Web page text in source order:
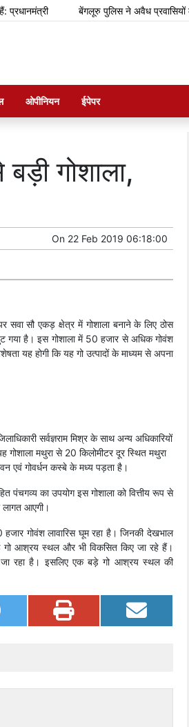
बेंगलूरु पुलिस ने अवैध प्रवासियों की
ओपीनियन ईपेपर
गोशाला,
On 22 Feb 2019 06:18:00
सवा सौ एकड़ क्षेत्र में गोशाला बनाने के लिए ठोस
गया है। इस गोशाला में 50 हजार से अधिक गोवंश
यह होगी कि यह गो उत्पादों के माध्यम से अपना
सर्वज्ञराम मिश्र के साथ अन्य अधिकारियों
गोशाला मथुरा से 20 किलोमीटर दूर स्थित मथुरा
एवं गोवर्धन कस्बे के मध्य पड़ता है।
पंचगव्य का उपयोग इस गोशाला को वित्तीय रूप से
लागत आएगी।
गोवंश लावारिस घूम रहा है। जिनकी देखभाल
आश्रय स्थल और भी विकसित किए जा रहे हैं।
जा रहा है। इसलिए एक बड़े गो आश्रय स्थल की